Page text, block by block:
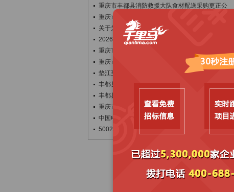
重庆市丰都县消防救援大队食材配送采购更正公
重庆市丰都中学校培元校区家具用具采购(FD
关于为【丰都县湛普镇白水社区2组2016年
2026年第二批医用耗材（第四次）采购公告
重庆市丰都县消防救援大队食材配送采购更正公
重庆市丰都中学校培元校区家具用具采购(FD
垫江至丰都至武隆高速公路兴义长江大桥临时用
丰都县公司铁皮4张变更公告
丰都县涉农资金、项目、资产全流程管理系统(
重庆市丰都中学校培元校区家具用具采购(FD
中国电建水电九局丰都县青天水库工程项目粉煤
500230202606100010101